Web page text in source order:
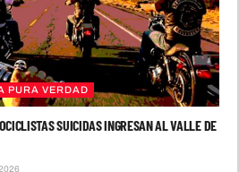
PURA VERDAD
SUICIDAS INGRESAN AL VALLE DE